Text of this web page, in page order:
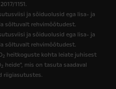
1151.
ja sõiduolusid ega lisa- ja
sõltuvalt rehvimõõtudest.
ja sõiduolusid ega lisa- ja
sõltuvalt rehvimõõtudest.
2 heitkoguste kohta leiate juhisest
2 heide", mis on tasuta saadaval
riigiasutustes.